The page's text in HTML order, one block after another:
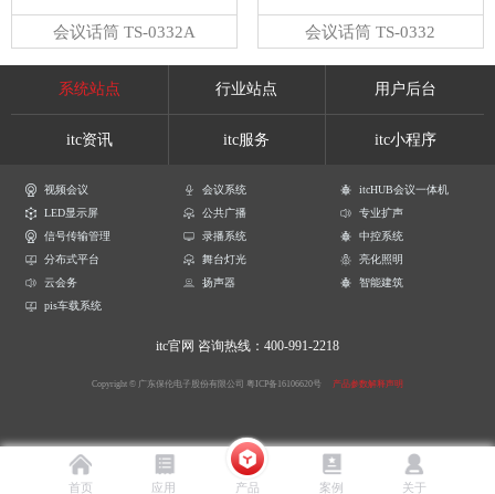
会议话筒 TS-0332A 会议话筒 TS-0332
系统站点 行业站点 用户后台
itc资讯 itc服务 itc小程序
视频会议 会议系统
itcHUB会议一体机
LED显示屏
公共广播
专业扩声
信号传输管理
录播系统
中控系统
分布式平台
舞台灯光
亮化照明
云会务
扬声器
智能建筑
pis车载系统
itc官网 咨询热线：400-991-2218
Copyright © 广东保伦电子股份有限公司 粤ICP备16106620号 产品参数解释声明
首页 应用 产品 案例 关于